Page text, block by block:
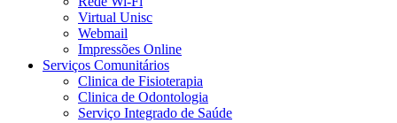
Virtual Unisc
Webmail
Impressões Online
Serviços Comunitários
Clinica de Fisioterapia
Clinica de Odontologia
Serviço Integrado de Saúde